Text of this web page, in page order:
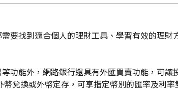
要找到適合個人的理財工具、學習有效的理
功能外，網路銀行還具有外匯買賣功能，可
兌換或外幣定存，可享指定幣別的匯率及利